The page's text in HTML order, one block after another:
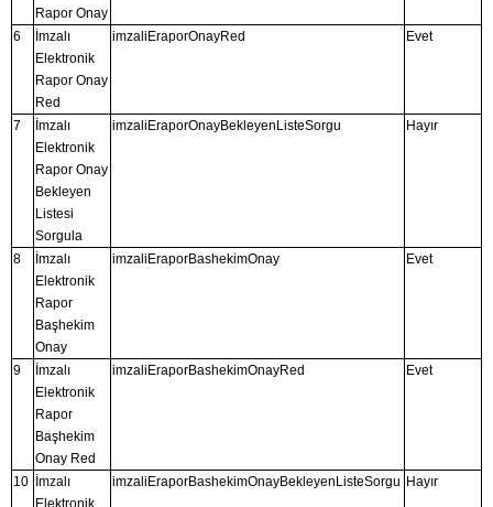
Rapor Onay
6
İmzalı
Elektronik
Rapor Onay
Red
imzaliEraporOnayRed Evet
7
İmzalı
Elektronik
Rapor Onay
Bekleyen
Listesi
Sorgula
imzaliEraporOnayBekleyenListeSorgu Hayır
8
İmzalı
Elektronik
Rapor
Başhekim
Onay
imzaliEraporBashekimOnay Evet
9
İmzalı
Elektronik
Rapor
Başhekim
Onay Red
imzaliEraporBashekimOnayRed Evet
10
İmzalı
Elektronik
imzaliEraporBashekimOnayBekleyenListeSorgu Hayır